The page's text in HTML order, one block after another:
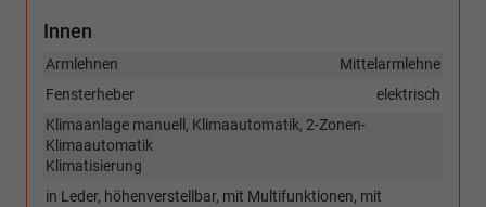
Innen
Mittelarmlehne
Armlehnen
elektrisch
Fensterheber
Klimaanlage manuell, Klimaautomatik, 2-Zonen-
Klimaautomatik
Klimatisierung
in Leder, höhenverstellbar, mit Multifunktionen, mit